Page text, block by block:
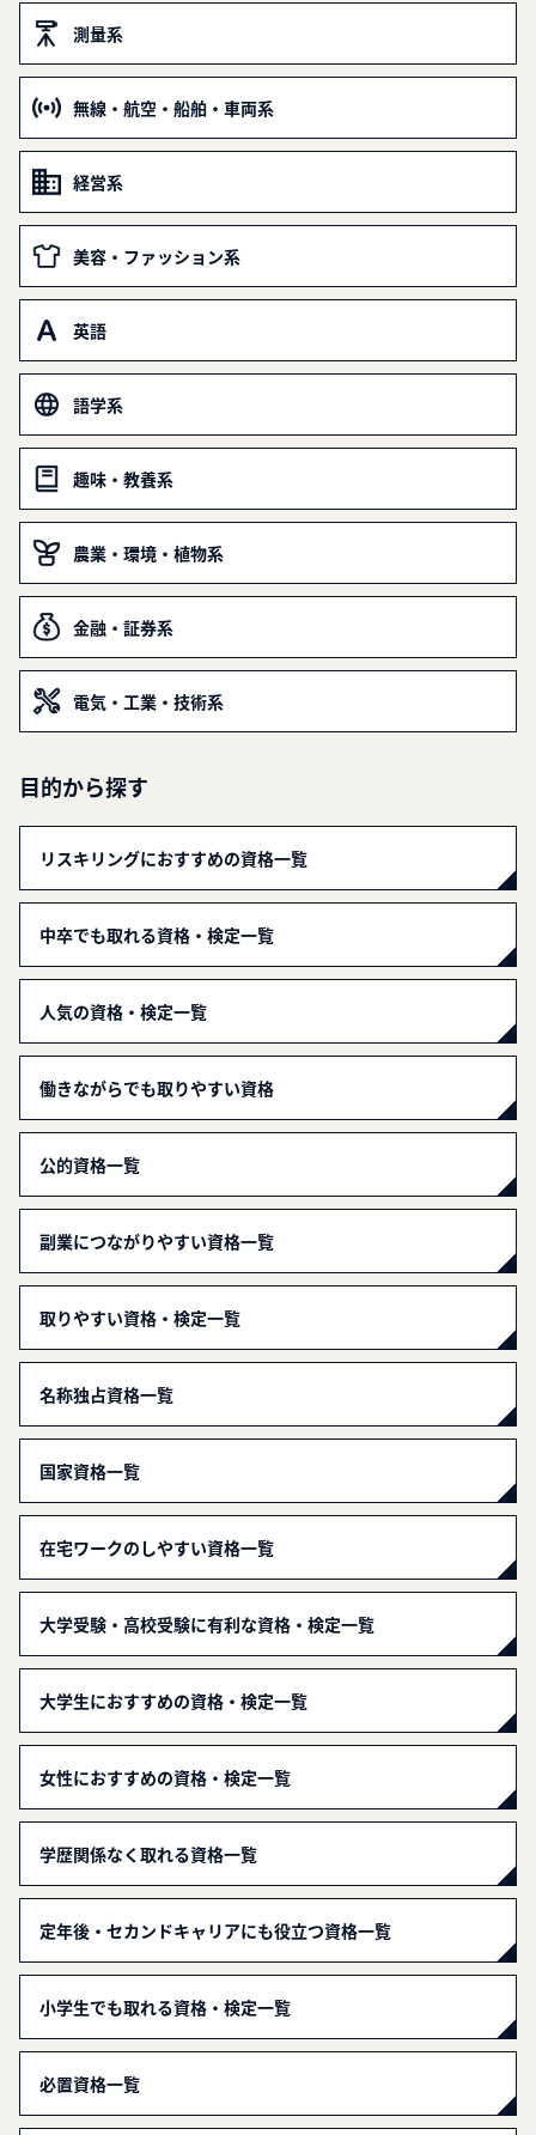
測量系
無線・航空・船舶・車両系
経営系
美容・ファッション系
英語
語学系
趣味・教養系
農業・環境・植物系
金融・証券系
電気・工業・技術系
目的から探す
リスキリングにおすすめの資格一覧
中卒でも取れる資格・検定一覧
人気の資格・検定一覧
働きながらでも取りやすい資格
公的資格一覧
副業につながりやすい資格一覧
取りやすい資格・検定一覧
名称独占資格一覧
国家資格一覧
在宅ワークのしやすい資格一覧
大学受験・高校受験に有利な資格・検定一覧
大学生におすすめの資格・検定一覧
女性におすすめの資格・検定一覧
学歴関係なく取れる資格一覧
定年後・セカンドキャリアにも役立つ資格一覧
小学生でも取れる資格・検定一覧
必置資格一覧